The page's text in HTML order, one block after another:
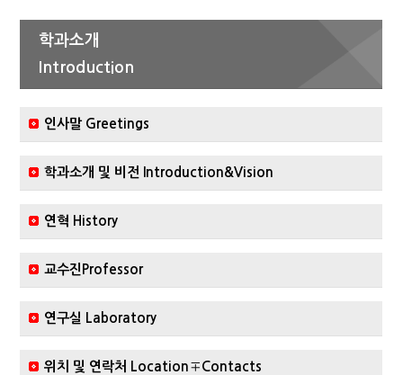
학과소개
Introduction
인사말 Greetings
학과소개 및 비전 Introduction&Vision
연혁 History
교수진Professor
연구실 Laboratory
위치 및 연락처 Location∓Contacts